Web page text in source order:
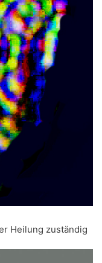
Heilung zuständig